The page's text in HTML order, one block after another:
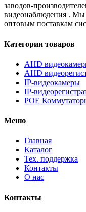
заводов-
видеонаблюдения . Мы
оптовым поставкам
Категории товаров
AHD
AHD
IP-видеокамеры
IP-
POE
Меню
Главная
Каталог
Тех. поддержка
Контакты
О нас
Контакты